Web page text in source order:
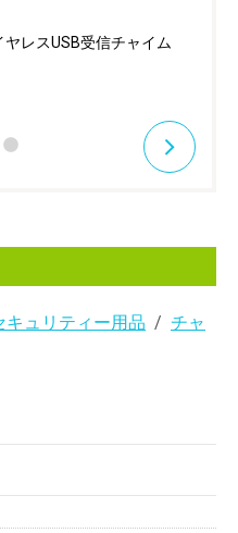
ヤレスUSB受信チャイム
キュリティー用品
チャ